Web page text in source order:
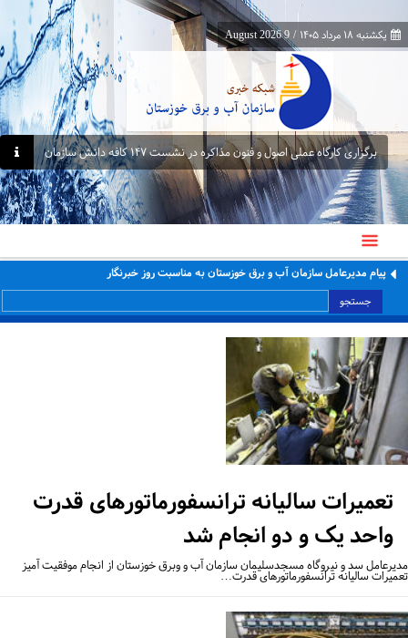
یکشنبه ۱۸ مرداد ۱۴۰۵ /
9 August 2026
برگزاری کارگاه عملی اصول و فنون مذاکره در نشست ۱۴۷ کافه دانش سازمان
پیام مدیرعامل سازمان آب و برق خوزستان به مناسبت روز خبرنگار
جستجو
تعمیرات سالیانه ترانسفورماتورهای قدرت
واحد یک و دو انجام شد
سد و نیروگاه مسجدسلیمان سازمان آب و وبرق خوزستان از انجام موفقیت آمیز
سالیانه ترانسفورماتورهای قدرت…